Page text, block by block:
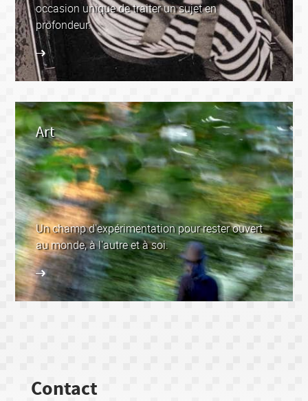
occasion unique de traiter un sujet en
profondeur.
Art
Un champ d'expérimentation pour rester ouvert
au monde, à l'autre et à soi.
Contact